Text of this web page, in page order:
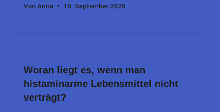
Von Anna 10. September 2020
Woran liegt es, wenn man
histaminarme Lebensmittel nicht
verträgt?